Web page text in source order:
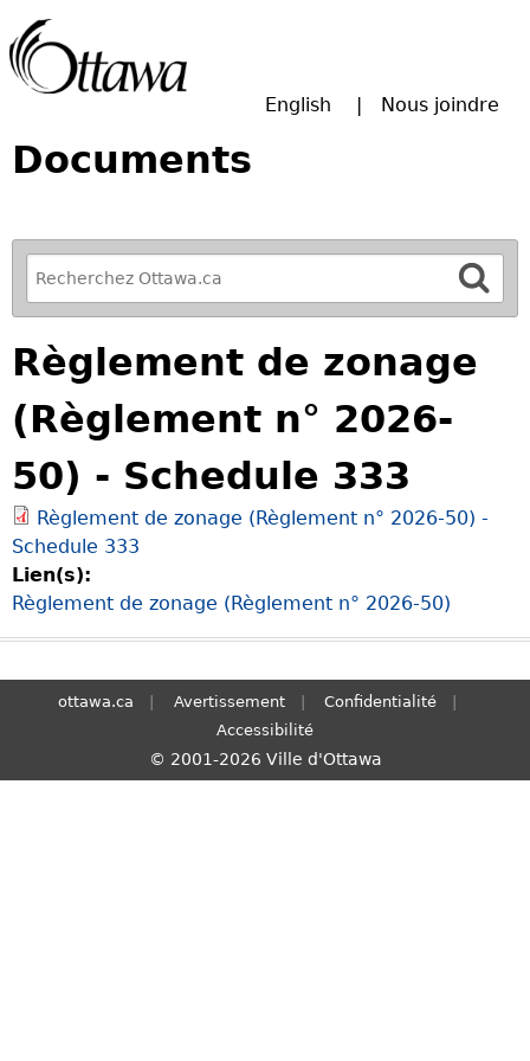
English Nous joindre
Documents
R
e
f
i
n
e
y
o
u
r
S
e
a
r
Règlement de zonage
(Règlement n° 2026-
50) - Schedule 333
Règlement de zonage (Règlement n° 2026-50) -
Schedule 333
Lien(s):
Règlement de zonage (Règlement n° 2026-50)
ottawa.ca Avertissement
Confidentialité
Accessibilité
© 2001-2026 Ville d'Ottawa